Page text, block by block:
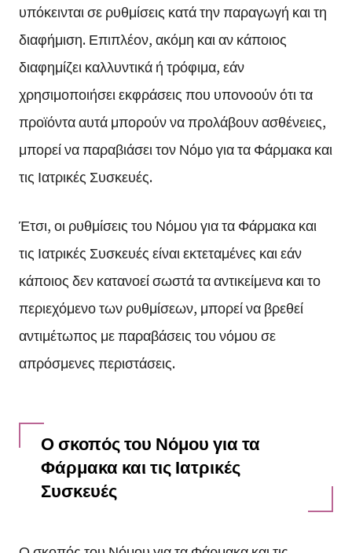
υπόκεινται σε ρυθμίσεις κατά την παραγωγή και τη
διαφήμιση. Επιπλέον, ακόμη και αν κάποιος
διαφημίζει καλλυντικά ή τρόφιμα, εάν
χρησιμοποιήσει εκφράσεις που υπονοούν ότι τα
προϊόντα αυτά μπορούν να προλάβουν ασθένειες,
μπορεί να παραβιάσει τον Νόμο για τα Φάρμακα και
τις Ιατρικές Συσκευές.
Έτσι, οι ρυθμίσεις του Νόμου για τα Φάρμακα και
τις Ιατρικές Συσκευές είναι εκτεταμένες και εάν
κάποιος δεν κατανοεί σωστά τα αντικείμενα και το
περιεχόμενο των ρυθμίσεων, μπορεί να βρεθεί
αντιμέτωπος με παραβάσεις του νόμου σε
απρόσμενες περιστάσεις.
Ο σκοπός του Νόμου για τα
Φάρμακα και τις Ιατρικές
Συσκευές